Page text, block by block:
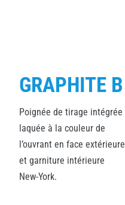
GRAPHITE B
Poignée de tirage intégrée
laquée à la couleur de
l’ouvrant en face extérieure
et garniture intérieure
New-York.